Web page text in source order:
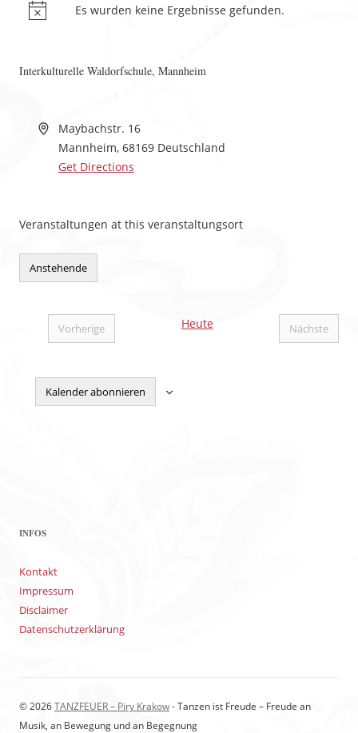
Es wurden keine Ergebnisse gefunden.
Interkulturelle Waldorfschule, Mannheim
Maybachstr. 16
Mannheim, 68169 Deutschland
Get Directions
Veranstaltungen at this veranstaltungsort
Anstehende
Vorherige
Veranstaltungen
Heute
Nächste
Kalender abonnieren
INFOS
Kontakt
Impressum
Disclaimer
Datenschutzerklärung
© 2026TANZFEUER – Piry Krakow- Tanzen ist Freude – Freude an
Musik, an Bewegung und an Begegnung